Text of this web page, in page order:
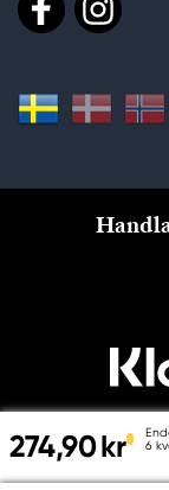
274,90 kr
6